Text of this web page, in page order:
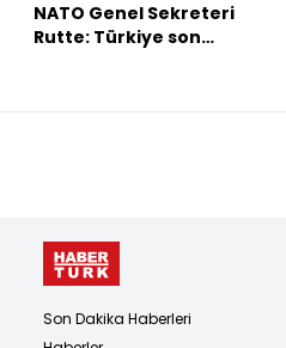
NATO Genel Sekreteri
Rutte: Türkiye son
Son Dakika Haberleri